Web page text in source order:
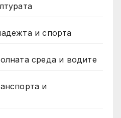
и спорта
среда и водите
и